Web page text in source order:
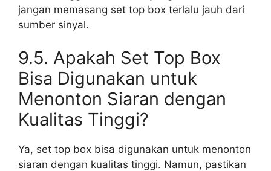
jangan memasang set top box terlalu jauh dari
sumber sinyal.
9.5. Apakah Set Top Box
Bisa Digunakan untuk
Menonton Siaran dengan
Kualitas Tinggi?
Ya, set top box bisa digunakan untuk menonton
siaran dengan kualitas tinggi. Namun, pastikan